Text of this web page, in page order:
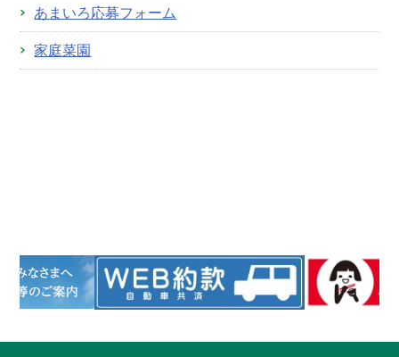
あまいろ応募フォーム
家庭菜園